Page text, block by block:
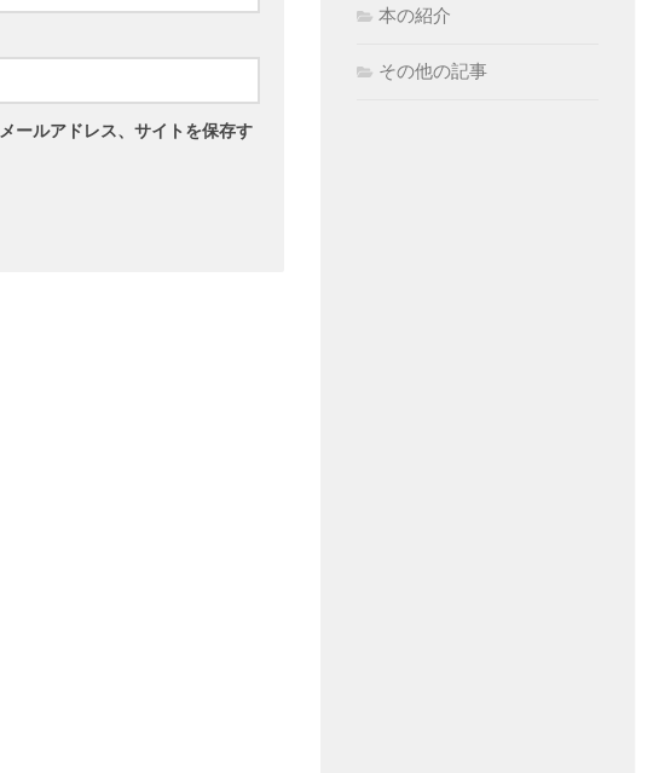
ールアドレス、サイトを保存す
本の紹介
その他の記事